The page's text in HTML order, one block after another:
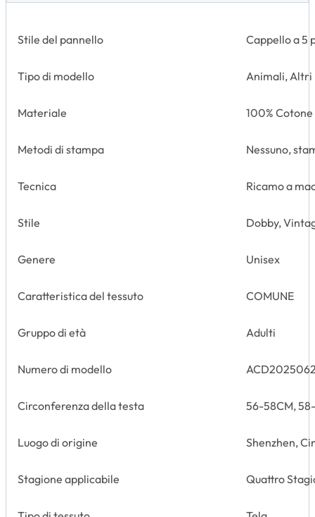
Stile del pannello Cappello a 5
Tipo di modello Animali, Altri
Materiale 100% Cotone
Metodi di stampa Nessuno,
Tecnica Ricamo a
Stile Dobby,
Genere Unisex
Caratteristica del tessuto COMUNE
Gruppo di età Adulti
Numero di modello
Circonferenza della testa 56-58CM,
Luogo di origine Shenzhen,
Stagione applicabile Quattro